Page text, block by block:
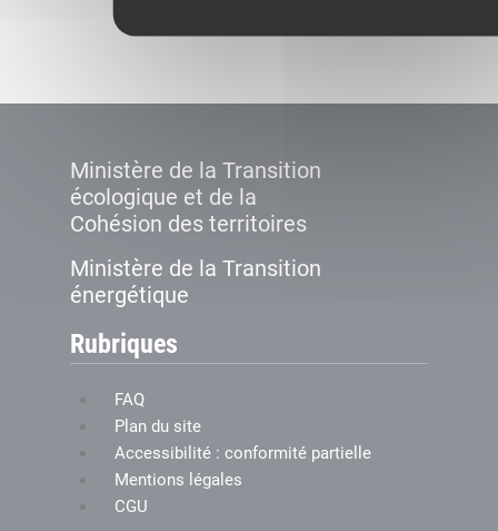
Ministère de la Transition
écologique et de la
Cohésion des territoires
Ministère de la Transition
énergétique
Rubriques
FAQ
Plan du site
Accessibilité : conformité partielle
Mentions légales
CGU